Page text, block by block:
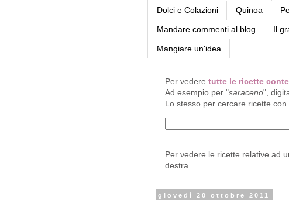
Dolci e Colazioni Quinoa
Mandare commenti al blog Il
Mangiare un'idea
Per vedere tutte le ricette
Ad esempio per "saraceno",
Lo stesso per cercare ricette
Per vedere le ricette relative ad
destra
giovedì 20 ottobre 2011